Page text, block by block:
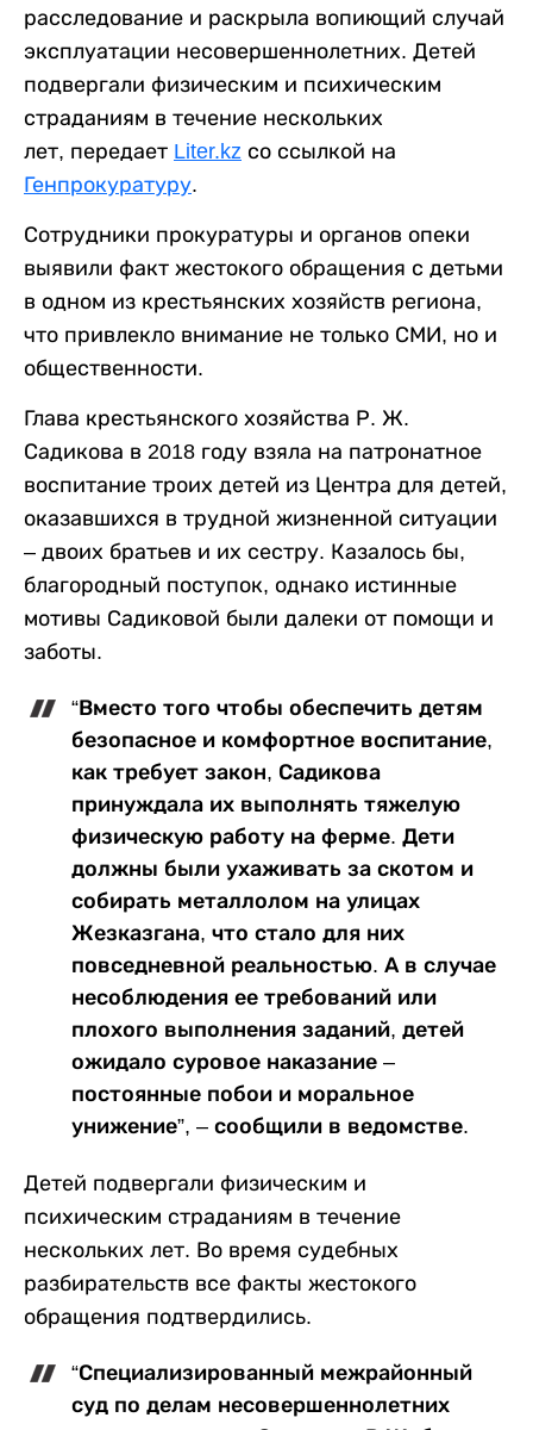
расследование и раскрыла вопиющий случай
эксплуатации несовершеннолетних. Детей
подвергали физическим и психическим
страданиям в течение нескольких
лет, передает Liter.kz со ссылкой на
Генпрокуратуру.
Сотрудники прокуратуры и органов опеки
выявили факт жестокого обращения с детьми
в одном из крестьянских хозяйств региона,
что привлекло внимание не только СМИ, но и
общественности.
Глава крестьянского хозяйства Р. Ж.
Садикова в 2018 году взяла на патронатное
воспитание троих детей из Центра для детей,
оказавшихся в трудной жизненной ситуации
– двоих братьев и их сестру. Казалось бы,
благородный поступок, однако истинные
мотивы Садиковой были далеки от помощи и
заботы.
“Вместо того чтобы обеспечить детям
безопасное и комфортное воспитание,
как требует закон, Садикова
принуждала их выполнять тяжелую
физическую работу на ферме. Дети
должны были ухаживать за скотом и
собирать металлолом на улицах
Жезказгана, что стало для них
повседневной реальностью. А в случае
несоблюдения ее требований или
плохого выполнения заданий, детей
ожидало суровое наказание –
постоянные побои и моральное
унижение”, – сообщили в ведомстве.
Детей подвергали физическим и
психическим страданиям в течение
нескольких лет. Во время судебных
разбирательств все факты жестокого
обращения подтвердились.
“Специализированный межрайонный
суд по делам несовершеннолетних